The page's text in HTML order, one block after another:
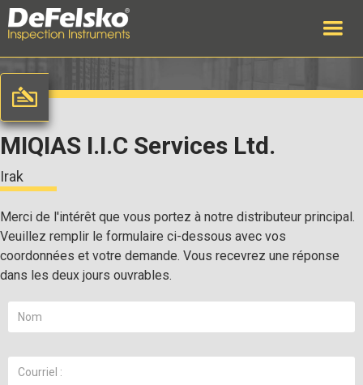
MIQIAS I.I.C Services Ltd.
Irak
Merci de l'intérêt que vous portez à notre distributeur principal.
Veuillez remplir le formulaire ci-dessous avec vos
coordonnées et votre demande. Vous recevrez une réponse
dans les deux jours ouvrables.